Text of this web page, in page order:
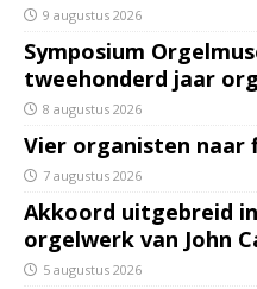
9 augustus 2026
Symposium
tweehonderd jaar
8 augustus 2026
Vier organisten naar
7 augustus 2026
Akkoord uitgebreid
orgelwerk van John
5 augustus 2026